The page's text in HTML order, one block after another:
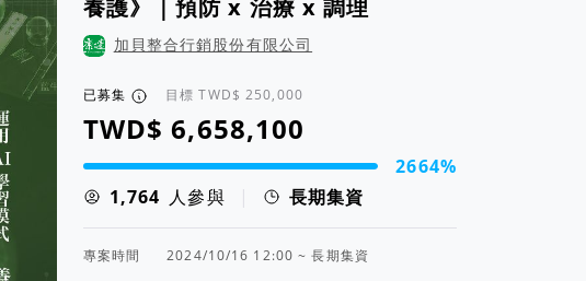
養護》｜預防 x 治療 x 調理
加貝整合行銷股份有限公司
已募集 目標
集資進度 2664%
2664%
人參與
| 長期集資
專案時間 2024/10/16 12:00 ~ 長期集資